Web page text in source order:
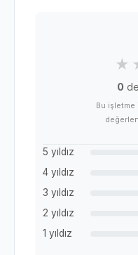
0
Bu
5 yıldız
4 yıldız
3 yıldız
2 yıldız
1 yıldız